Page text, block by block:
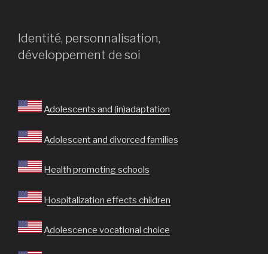
Identité, personnalisation,
développement de soi
Adolescents and (in)adaptation
Adolescent and divorced families
Health promoting schools
Hospitalization effects children
Adolescence vocational choice